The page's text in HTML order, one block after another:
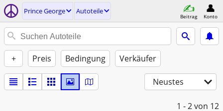
Prince George Autoteile
Beitrag Konto
+ Preis Bedingung Verkäufer
Neustes
1 - 2von 12